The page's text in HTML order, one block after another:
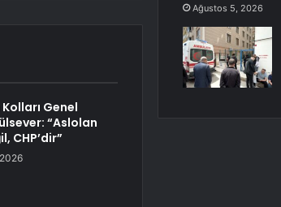
Kolları Genel
“Aslolan
CHP’dir”
Ağustos 5, 2026